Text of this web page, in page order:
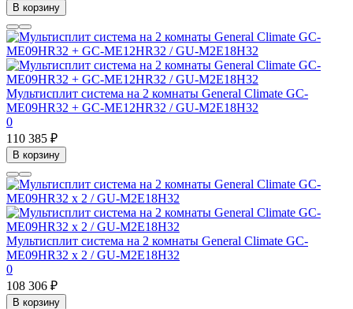
В корзину
Мультисплит система на 2 комнаты General Climate GC-
ME09HR32 + GC-ME12HR32 / GU-M2E18H32
0
110 385 ₽
В корзину
Мультисплит система на 2 комнаты General Climate GC-
ME09HR32 x 2 / GU-M2E18H32
0
108 306 ₽
В корзину